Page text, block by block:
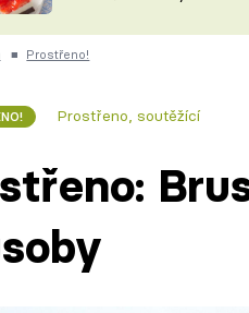
ČESKO NA TALÍŘI
KUCHAŘKA
■ Prostřeno!
Prostřeno, soutěžící